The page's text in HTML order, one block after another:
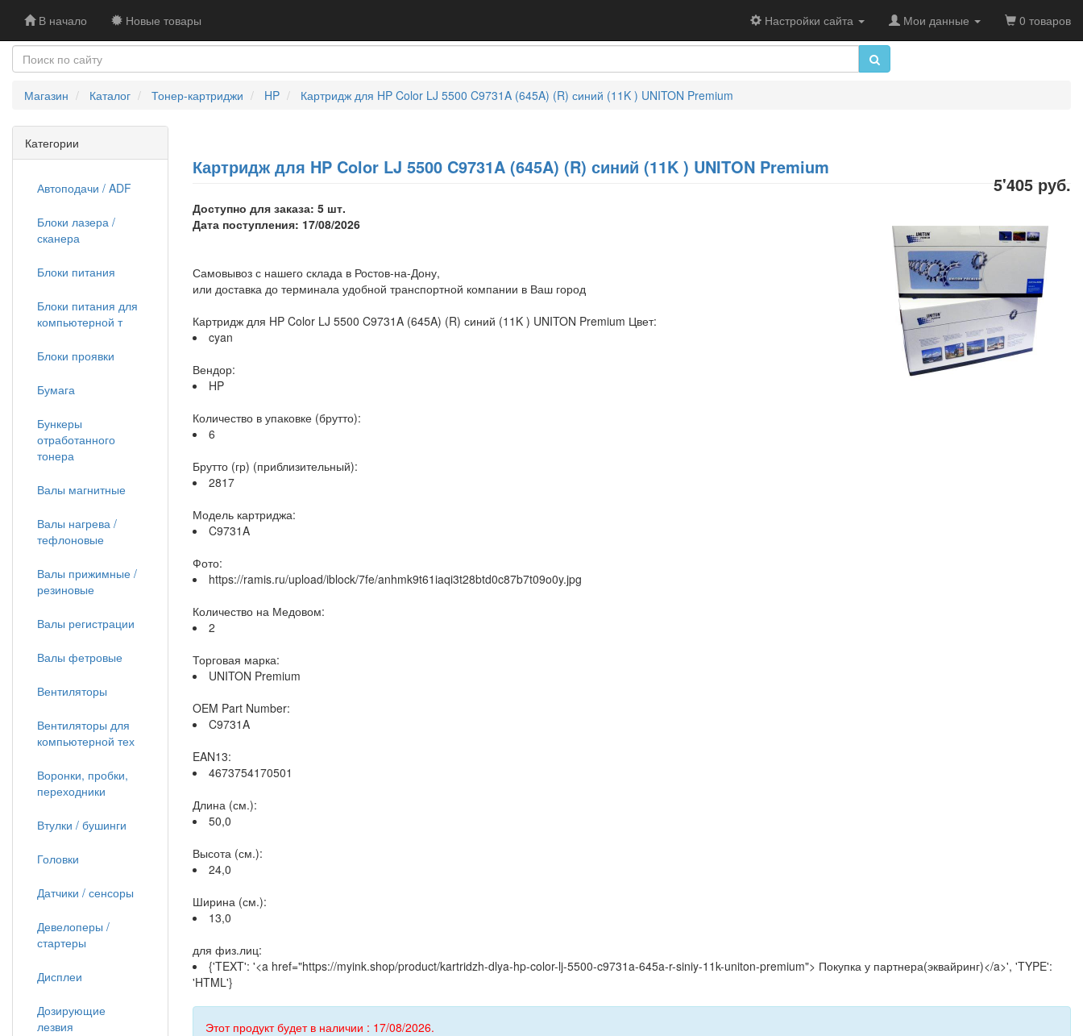
В начало Новые товары Настройки сайта Мои данные 0 товаров
Магазин Каталог Тонер-картриджи HP Картридж для HP Color LJ 5500 C9731A (645A) (R) синий (11K ) UNITON Premium
Картридж для HP Color LJ 5500 C9731A (645A) (R) синий (11K ) UNITON Premium
5'405 руб.
Доступно для заказа: 5 шт.
Дата поступления: 17/08/2026
Самовывоз с нашего склада в Ростов-на-Дону,
или доставка до терминала удобной транспортной компании в Ваш город
Картридж для HP Color LJ 5500 C9731A (645A) (R) синий (11K ) UNITON Premium Цвет:
cyan
Вендор:
HP
Количество в упаковке (брутто):
6
Брутто (гр) (приблизительный):
2817
Модель картриджа:
C9731A
Фото:
https://ramis.ru/upload/iblock/7fe/anhmk9t61iaqi3t28btd0c87b7t09o0y.jpg
Количество на Медовом:
2
Торговая марка:
UNITON Premium
OEM Part Number:
C9731A
EAN13:
4673754170501
Длина (см.):
50,0
Высота (см.):
24,0
Ширина (см.):
13,0
для физ.лиц:
{'TEXT': '<a href="https://myink.shop/product/kartridzh-dlya-hp-color-lj-5500-c9731a-645a-r-siniy-11k-uniton-premium"> Покупка у партнера(эквайринг)</a>', 'TYPE':
'HTML'}
Этот продукт будет в наличии : 17/08/2026.
Категории
Автоподачи / ADF
Блоки лазера /
сканера
Блоки питания
Блоки питания для
компьютерной т
Блоки проявки
Бумага
Бункеры
отработанного
тонера
Валы магнитные
Валы нагрева /
тефлоновые
Валы прижимные /
резиновые
Валы регистрации
Валы фетровые
Вентиляторы
Вентиляторы для
компьютерной тех
Воронки, пробки,
переходники
Втулки / бушинги
Головки
Датчики / сенсоры
Девелоперы /
стартеры
Дисплеи
Дозирующие
лезвия